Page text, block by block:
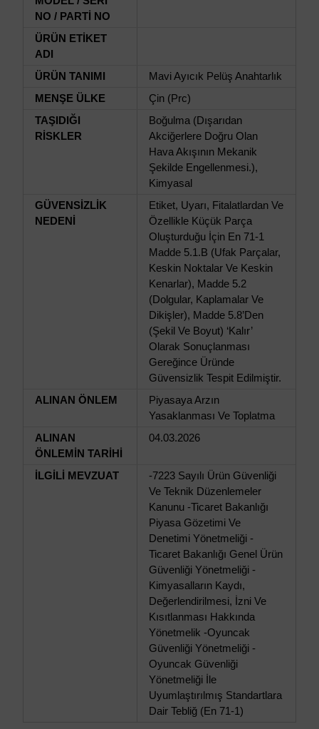
NO / PARTİ NO
ÜRÜN ETİKET
ADI
ÜRÜN TANIMI
Mavi Ayıcık Pelüş Anahtarlık
MENŞE ÜLKE
Çin (Prc)
TAŞIDIĞI
RİSKLER
Boğulma (Dışarıdan
Akciğerlere Doğru Olan
Hava Akışının Mekanik
Şekilde Engellenmesi.),
Kimyasal
GÜVENSİZLİK
NEDENİ
Etiket, Uyarı, Fitalatlardan Ve
Özellikle Küçük Parça
Oluşturduğu İçin En 71-1
Madde 5.1.B (Ufak Parçalar,
Keskin Noktalar Ve Keskin
Kenarlar), Madde 5.2
(Dolgular, Kaplamalar Ve
Dikişler), Madde 5.8’Den
(Şekil Ve Boyut) ‘Kalır’
Olarak Sonuçlanması
Gereğince Üründe
Güvensizlik Tespit Edilmiştir.
ALINAN ÖNLEM
Piyasaya Arzın
Yasaklanması Ve Toplatma
ALINAN
ÖNLEMİN TARİHİ
04.03.2026
İLGİLİ MEVZUAT
-7223 Sayılı Ürün Güvenliği
Ve Teknik Düzenlemeler
Kanunu -Ticaret Bakanlığı
Piyasa Gözetimi Ve
Denetimi Yönetmeliği -
Ticaret Bakanlığı Genel Ürün
Güvenliği Yönetmeliği -
Kimyasalların Kaydı,
Değerlendirilmesi, İzni Ve
Kısıtlanması Hakkında
Yönetmelik -Oyuncak
Güvenliği Yönetmeliği -
Oyuncak Güvenliği
Yönetmeliği İle
Uyumlaştırılmış Standartlara
Dair Tebliğ (En 71-1)